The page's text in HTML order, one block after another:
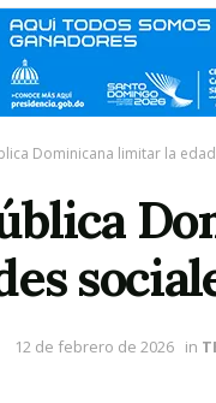
Dominicana limitar la
12 de febrero de 2026 in